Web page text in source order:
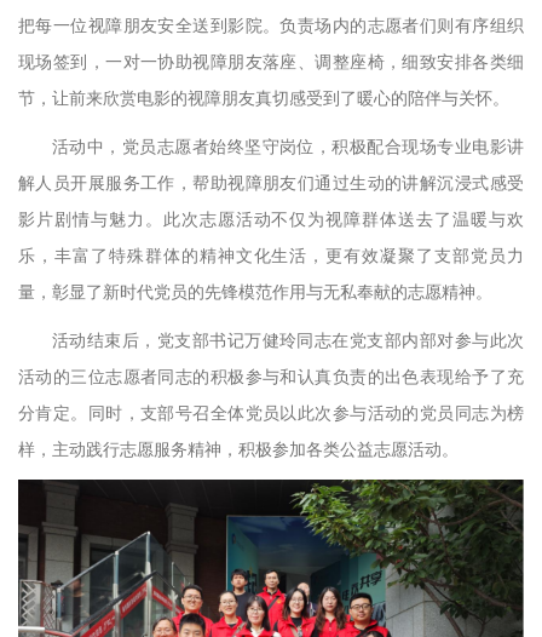
把每一位视障朋友安全送到影院。负责场内的志愿者们则有序组织
现场签到，一对一协助视障朋友落座、调整座椅，细致安排各类细
节，让前来欣赏电影的视障朋友真切感受到了暖心的陪伴与关怀。
活动中，党员志愿者始终坚守岗位，积极配合现场专业电影讲
解人员开展服务工作，帮助视障朋友们通过生动的讲解沉浸式感受
影片剧情与魅力。此次志愿活动不仅为视障群体送去了温暖与欢
乐，丰富了特殊群体的精神文化生活，更有效凝聚了支部党员力
量，彰显了新时代党员的先锋模范作用与无私奉献的志愿精神。
活动结束后，党支部书记万健玲同志在党支部内部对参与此次
活动的三位志愿者同志的积极参与和认真负责的出色表现给予了充
分肯定。同时，支部号召全体党员以此次参与活动的党员同志为榜
样，主动践行志愿服务精神，积极参加各类公益志愿活动。